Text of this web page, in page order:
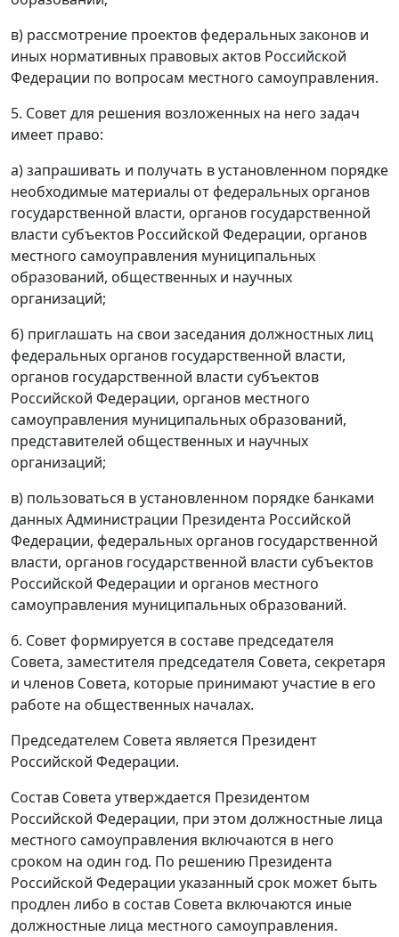
в) рассмотрение проектов федеральных законов и
иных нормативных правовых актов Российской
Федерации по вопросам местного самоуправления.
5. Совет для решения возложенных на него задач
имеет право:
а) запрашивать и получать в установленном порядке
необходимые материалы от федеральных органов
государственной власти, органов государственной
власти субъектов Российской Федерации, органов
местного самоуправления муниципальных
образований, общественных и научных
организаций;
б) приглашать на свои заседания должностных лиц
федеральных органов государственной власти,
органов государственной власти субъектов
Российской Федерации, органов местного
самоуправления муниципальных образований,
представителей общественных и научных
организаций;
в) пользоваться в установленном порядке банками
данных Администрации Президента Российской
Федерации, федеральных органов государственной
власти, органов государственной власти субъектов
Российской Федерации и органов местного
самоуправления муниципальных образований.
6. Совет формируется в составе председателя
Совета, заместителя председателя Совета, секретаря
и членов Совета, которые принимают участие в его
работе на общественных началах.
Председателем Совета является Президент
Российской Федерации.
Состав Совета утверждается Президентом
Российской Федерации, при этом должностные лица
местного самоуправления включаются в него
сроком на один год. По решению Президента
Российской Федерации указанный срок может быть
продлен либо в состав Совета включаются иные
должностные лица местного самоуправления.